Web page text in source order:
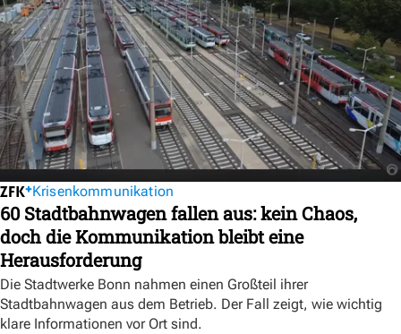
Krisenkommunikation
60 Stadtbahnwagen fallen aus: kein Chaos,
doch die Kommunikation bleibt eine
Herausforderung
Die Stadtwerke Bonn nahmen einen Großteil ihrer
Stadtbahnwagen aus dem Betrieb. Der Fall zeigt, wie wichtig
klare Informationen vor Ort sind.